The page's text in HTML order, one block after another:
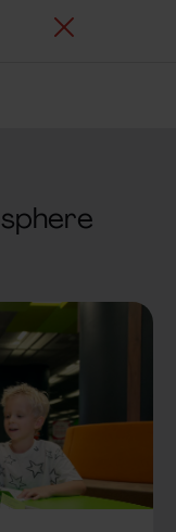
inkludiert:Sightseeing